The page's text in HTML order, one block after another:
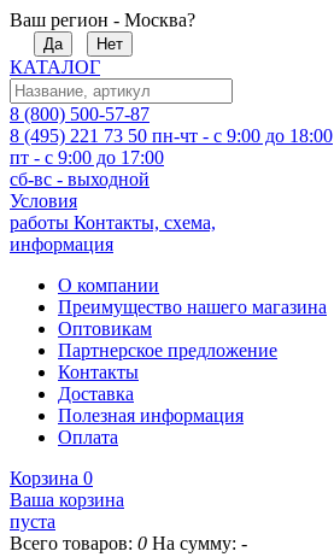
Ваш регион - Москва?
Да Нет
КАТАЛОГ
8 (800) 500-57-87
8 (495) 221 73 50 пн-чт - с 9:00 до 18:00
пт - с 9:00 до 17:00
сб-вс - выходной
Условия
работы Контакты, схема,
информация
О компании
Преимущество нашего магазина
Оптовикам
Партнерское предложение
Контакты
Доставка
Полезная информация
Оплата
Корзина 0
Ваша корзина
пуста
Всего товаров: 0 На сумму: -